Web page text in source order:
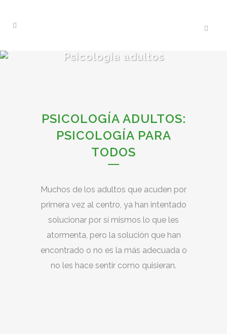
Psicología adultos
PSICOLOGÍA ADULTOS:
PSICOLOGÍA PARA
TODOS
Muchos de los adultos que acuden por
primera vez al centro, ya han intentado
solucionar por sí mismos lo que les
atormenta, pero la solución que han
encontrado o no es la más adecuada o
no les hace sentir como quisieran.